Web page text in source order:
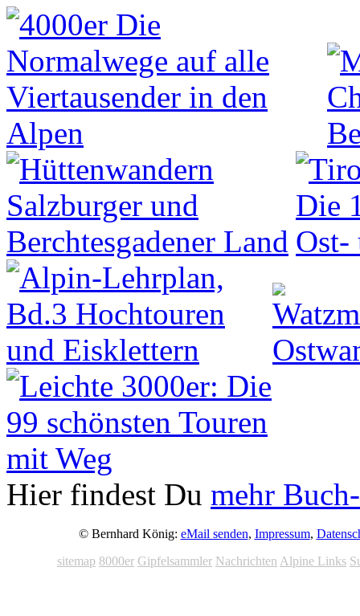
Hier findest Du mehr
© Bernhard König: eMail senden, Impressum,
sitemap 8000er Gipfelsammler Nachrichten Alpine Links